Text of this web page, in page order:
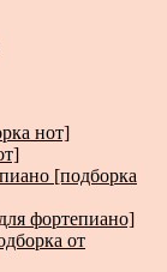
нот]
[подборка
фортепиано]
от